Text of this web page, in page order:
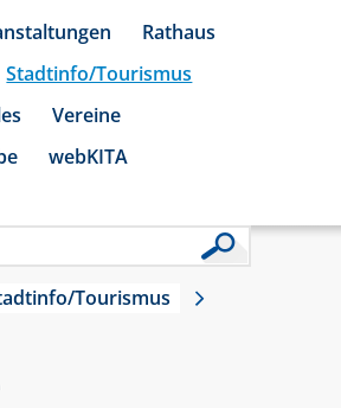
Rathaus
Stadtinfo/Tourismus
Vereine
webKITA
Tourismus